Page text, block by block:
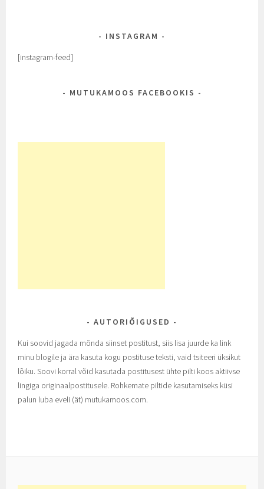
INSTAGRAM
[instagram-feed]
MUTUKAMOOS FACEBOOKIS
AUTORIÕIGUSED
Kui soovid jagada mõnda siinset postitust, siis lisa juurde ka link
minu blogile ja ära kasuta kogu postituse teksti, vaid tsiteeri üksikut
lõiku. Soovi korral võid kasutada postitusest ühte pilti koos aktiivse
lingiga originaalpostitusele. Rohkemate piltide kasutamiseks küsi
palun luba eveli (ät) mutukamoos.com.